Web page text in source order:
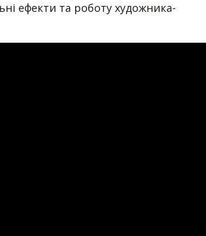
ефекти та роботу художника-